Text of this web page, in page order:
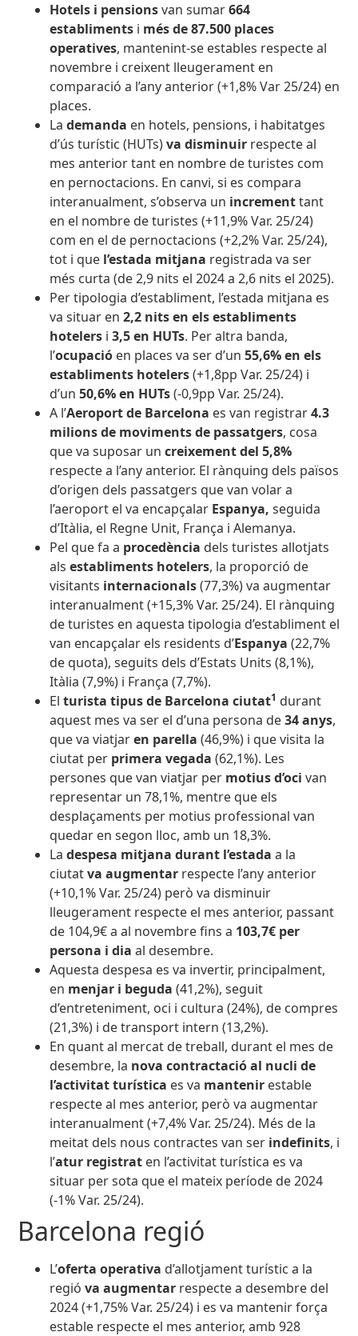
Hotels i pensionsvan sumar664
establiments i més de 87.500 places
operatives, mantenint-se estables respecte al
novembre i creixent lleugerament en
comparació a l’any anterior (+1,8% Var 25/24) en
places.
Lademanda en hotels, pensions, i habitatges
d’ús turístic (HUTs)va disminuir respecte al
mes anterior tant en nombre de turistes com
en pernoctacions. En canvi, si es compara
interanualment, s’observa un incrementtant
en el nombre de turistes (+11,9% Var. 25/24)
com en el de pernoctacions (+2,2% Var. 25/24),
tot i que l’estada mitjana registrada va ser
més curta (de 2,9 nits el 2024 a 2,6 nits el 2025).
Per tipologia d’establiment, l’estada mitjana es
va situar en2,2 nits en els establiments
hotelers i3,5 en HUTs. Per altra banda,
l’ocupació en places va ser d’un55,6% en els
establiments hotelers(+1,8pp Var. 25/24) i
d’un50,6% en HUTs(-0,9pp Var. 25/24).
A l’Aeroport de Barcelona es van registrar4.3
milions de moviments de passatgers, cosa
que va suposar uncreixement del 5,8%
respecte a l’any anterior. El rànquing dels països
d’origen dels passatgers que van volar a
l’aeroport el va encapçalar Espanya, seguida
d’Itàlia, el Regne Unit, França i Alemanya.
Pel que fa a procedència dels turistes allotjats
alsestabliments hotelers, la proporció de
visitants internacionals(77,3%) va augmentar
interanualment (+15,3% Var. 25/24). El rànquing
de turistes en aquesta tipologia d’establiment el
van encapçalar els residents d’Espanya (22,7%
de quota), seguits dels d’Estats Units (8,1%),
Itàlia (7,9%) i França (7,7%).
Elturista tipus de Barcelona ciutat1 durant
aquest mes va ser el d’una persona de34 anys,
que va viatjaren parella (46,9%) i que visita la
ciutat per primera vegada (62,1%). Les
persones que van viatjar per motius d’oci van
representar un 78,1%, mentre que els
desplaçaments per motius professional van
quedar en segon lloc, amb un 18,3%.
Ladespesa mitjana durant l’estadaa la
ciutatva augmentar respecte l’any anterior
(+10,1% Var. 25/24) però va disminuir
lleugerament respecte el mes anterior, passant
de 104,9€ a al novembre fins a 103,7€ per
persona i dia al desembre.
Aquesta despesa es va invertir, principalment,
en menjar i beguda(41,2%), seguit
d’entreteniment, oci i cultura (24%), de compres
(21,3%) i de transport intern (13,2%).
En quant al mercat de treball, durant el mes de
desembre, la nova contractació al nucli de
l’activitat turística es va mantenir estable
respecte al mes anterior, però va augmentar
interanualment (+7,4% Var. 25/24). Més de la
meitat dels nous contractes van ser indefinits, i
l’atur registrat en l’activitat turística es va
situar per sota que el mateix període de 2024
(-1% Var. 25/24).
Barcelona regió
L’oferta operativa d’allotjament turístic a la
regióva augmentar respecte a desembre del
2024(+1,75% Var. 25/24) i es va mantenir força
estable respecte el mes anterior, amb 928